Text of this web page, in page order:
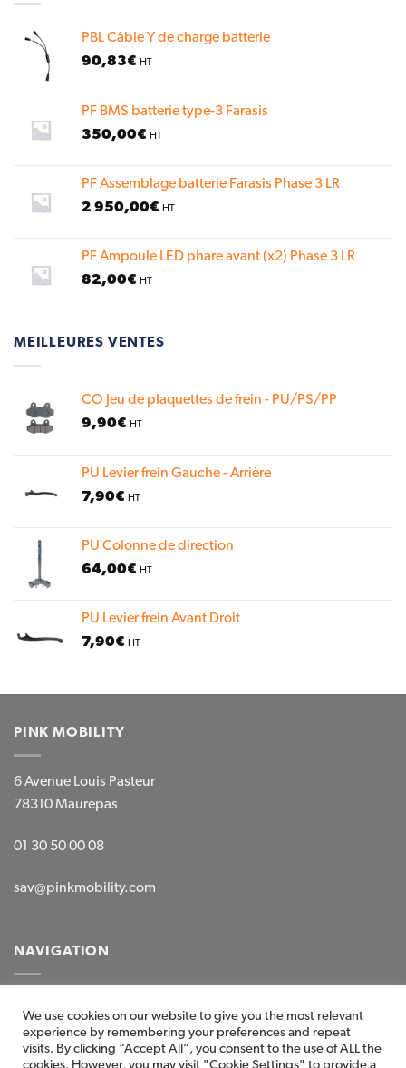
PBL Câble Y de charge batterie
90,83€ HT
PF BMS batterie type-3 Farasis
350,00€ HT
PF Assemblage batterie Farasis Phase 3 LR
2 950,00€ HT
PF Ampoule LED phare avant (x2) Phase 3 LR
82,00€ HT
MEILLEURES VENTES
CO Jeu de plaquettes de frein - PU/PS/PP
9,90€ HT
PU Levier frein Gauche - Arrière
7,90€ HT
PU Colonne de direction
64,00€ HT
PU Levier frein Avant Droit
7,90€ HT
PINK MOBILITY
6 Avenue Louis Pasteur
78310 Maurepas
01 30 50 00 08
sav@pinkmobility.com
NAVIGATION
CGV-CGG
We use cookies on our website to give you the most relevant
experience by remembering your preferences and repeat
visits. By clicking “Accept All”, you consent to the use of ALL the
cookies. However, you may visit "Cookie Settings" to provide a